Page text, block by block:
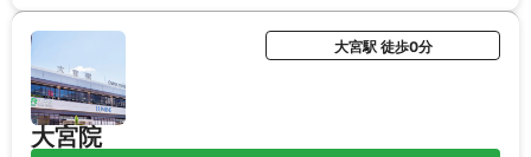
大宮院
大宮駅 徒歩0分